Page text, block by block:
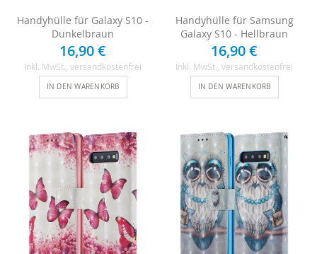
Handyhülle für Galaxy S10 -
Dunkelbraun
16,90 €
Inkl. MwSt. , versandkostenfrei
IN DEN WARENKORB
Handyhülle für Samsung
Galaxy S10 - Hellbraun
16,90 €
Inkl. MwSt. , versandkostenfrei
IN DEN WARENKORB